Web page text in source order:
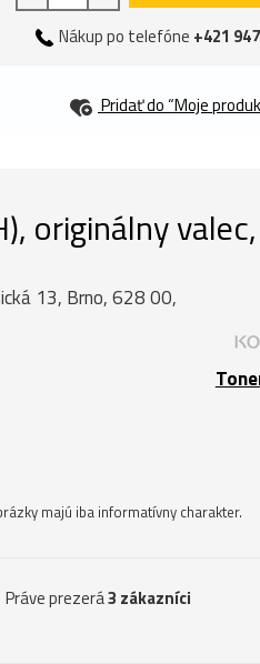
Nákup po telefóne +421
Pridať do “Moje
originálny
13, Brno, 628 00,
majú iba informatívny charakter.
Práve prezerá3 zákazníci